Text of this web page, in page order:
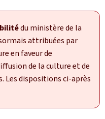
du ministère de la
attribuées par
en faveur de
de la culture et de
Les dispositions ci-après